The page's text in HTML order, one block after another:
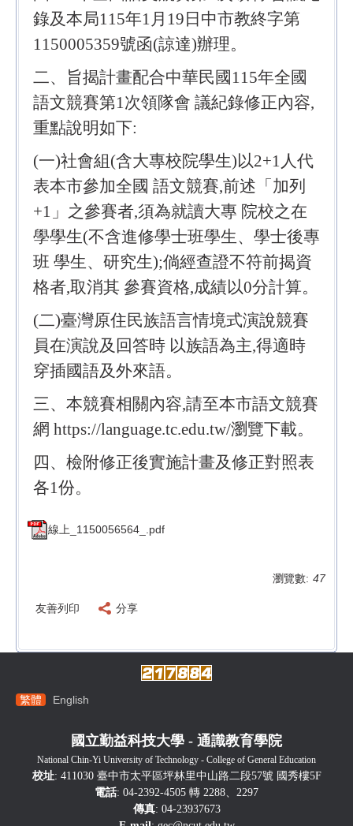
錄及本局115年1月19日中市教終字第
1150005359號函(諒達)辦理。
二、旨揭計畫配合中華民國115年全國
語文競賽第1次領隊會 議紀錄修正內容,
重點說明如下:
(一)社會組(含大專校院學生)以2+1人代
表本市參加全國 語文競賽,前述「加列
+1」之參賽者,須為就讀大專 院校之在
學學生(不含進修學士班學生、學士後專
班 學生、研究生);倘經查證不符前揭資
格者,取消其 參賽資格,成績以0分計算。
(二)臺灣原住民族語言情境式演說競賽
員在演說及回答時 以族語為主,得適時
穿插國語及外來語。
三、本競賽相關內容,請至本市語文競賽
網 https://language.tc.edu.tw/瀏覽下載。
四、檢附修正後實施計畫及修正對照表
各1份。
線上_1150056564_.pdf
瀏覽數: 47
友善列印 分享
繁體 English
國立勤益科技大學 - 通識教育學院
National Chin-Yi University of Technology - College of General Education
校址: 411030 臺中市太平區坪林里中山路二段57號 國秀樓5F
電話: 04-2392-4505 轉 2288、2297
傳真: 04-23937673